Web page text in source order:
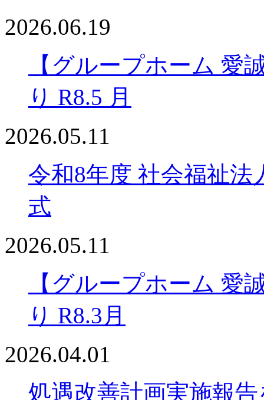
2026.06.19
【グループホーム 愛
り R8.5 月
2026.05.11
令和8年度 社会福祉法
式
2026.05.11
【グループホーム 愛
り R8.3月
2026.04.01
処遇改善計画実施報